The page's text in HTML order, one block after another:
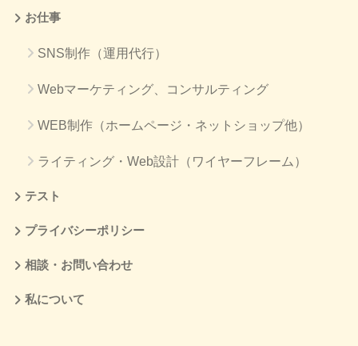
お仕事
SNS制作（運用代行）
Webマーケティング、コンサルティング
WEB制作（ホームページ・ネットショップ他）
ライティング・Web設計（ワイヤーフレーム）
テスト
プライバシーポリシー
相談・お問い合わせ
私について